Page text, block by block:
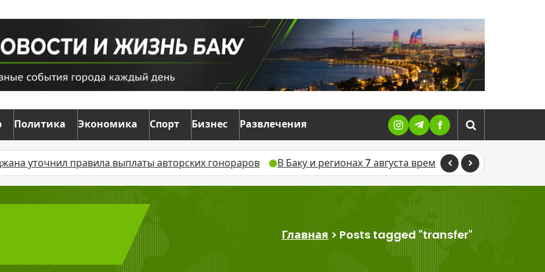
Политика Экономика Спорт Бизнес Развлечения
уточнил правила выплаты авторских гонораров В Баку и регионах 7 августа временно отключат свет из-
Главная > Posts tagged "transfer"